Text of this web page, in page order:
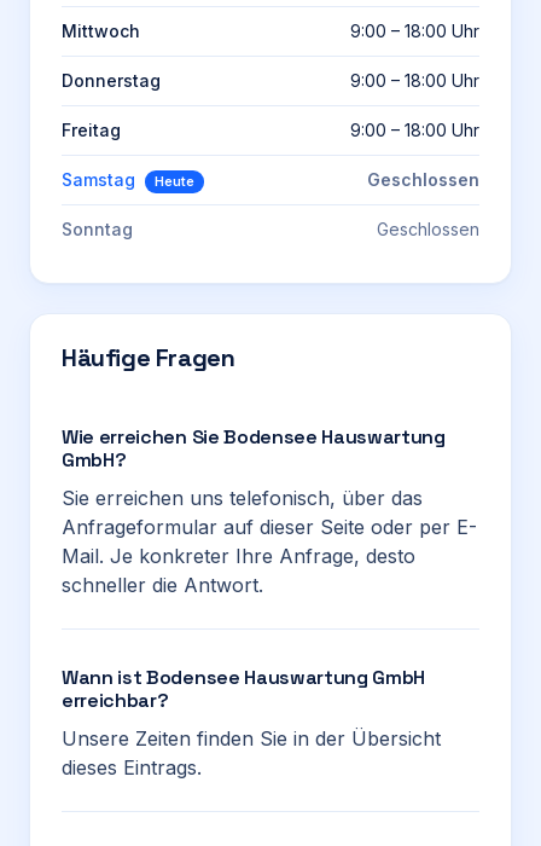
Mittwoch 9:00 – 18:00 Uhr
Donnerstag 9:00 – 18:00 Uhr
Freitag 9:00 – 18:00 Uhr
Samstag Heute Geschlossen
Sonntag Geschlossen
Häufige Fragen
Wie erreichen Sie Bodensee Hauswartung
GmbH?
Sie erreichen uns telefonisch, über das
Anfrageformular auf dieser Seite oder per E-
Mail. Je konkreter Ihre Anfrage, desto
schneller die Antwort.
Wann ist Bodensee Hauswartung GmbH
erreichbar?
Unsere Zeiten finden Sie in der Übersicht
dieses Eintrags.